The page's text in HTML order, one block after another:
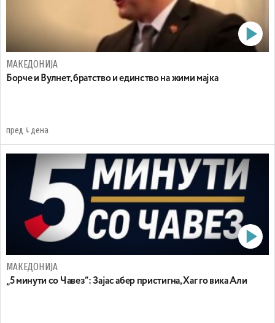
МАКЕДОНИЈА
Борче и Вулнет, братство и единство на жими мајка
пред 4 дена
МАКЕДОНИЈА
„5 минути со Чавез“: Зајас абер пристигна, Хаг го вика Али